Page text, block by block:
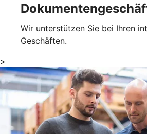
Wir unterstützen Sie bei Ihren
Geschäften.
>